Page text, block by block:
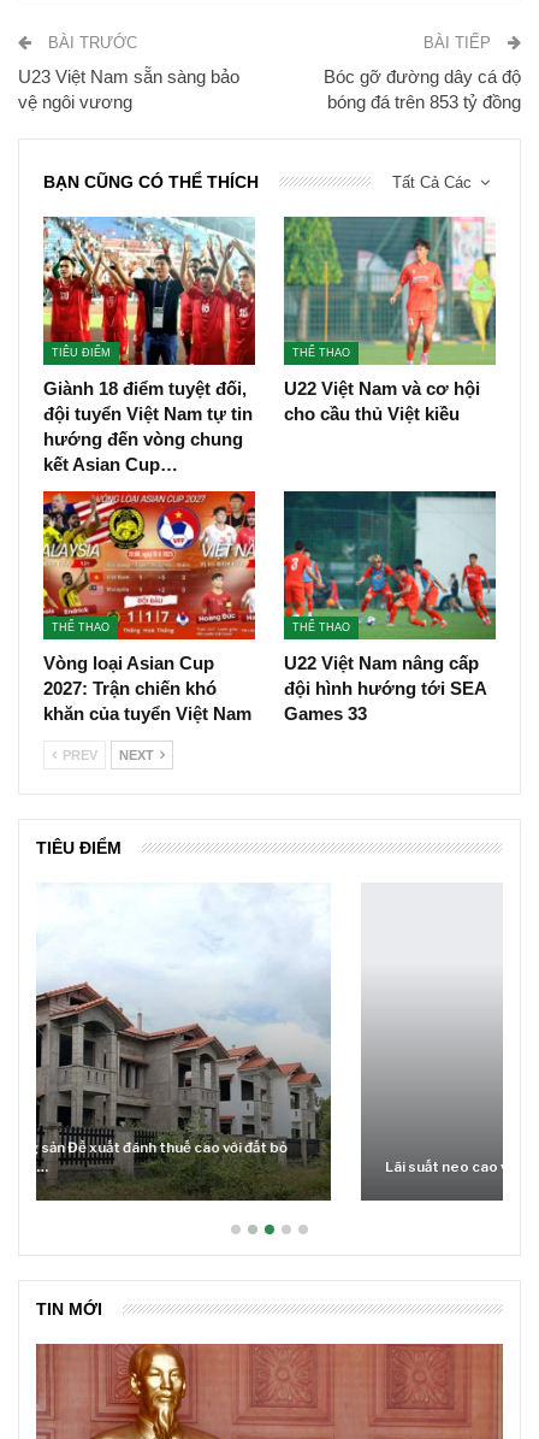
BÀI TRƯỚC
U23 Việt Nam sẵn sàng bảo
vệ ngôi vương
BÀI TIẾP
Bóc gỡ đường dây cá độ
bóng đá trên 853 tỷ đồng
Tất Cả Các
BẠN CŨNG CÓ THỂ THÍCH
TIÊU ĐIỂM
Giành 18 điểm tuyệt đối,
đội tuyển Việt Nam tự tin
hướng đến vòng chung
kết Asian Cup…
THỂ THAO
U22 Việt Nam và cơ hội
cho cầu thủ Việt kiều
THỂ THAO
Vòng loại Asian Cup
2027: Trận chiến khó
khăn của tuyển Việt Nam
THỂ THAO
U22 Việt Nam nâng cấp
đội hình hướng tới SEA
Games 33
PREV NEXT
TIÊU ĐIỂM
Lãi suất neo cao và cuộc tái cơ cấu trên thị trường BĐS
TIN MỚI